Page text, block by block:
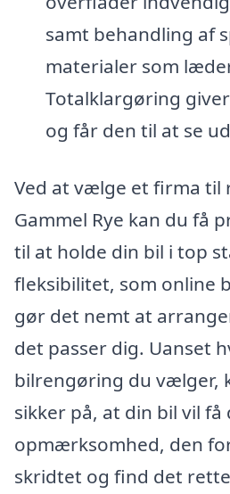
samt behandling af
materialer som
Totalklargøring
og får den til at se
Ved at vælge et firma til
Gammel Rye kan du få
til at holde din bil i top
fleksibilitet, som online
gør det nemt at
det passer dig. Uanset
bilrengøring du vælger,
sikker på, at din bil vil få
opmærksomhed, den
skridtet og find det